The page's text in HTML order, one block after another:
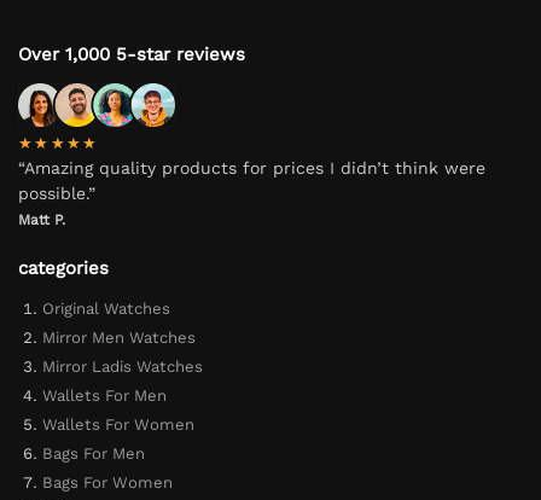
Over 1,000 5-star reviews
★★★★★
“Amazing quality products for prices I didn’t think were
possible.”
Matt P.
categories
Original Watches
Mirror Men Watches
Mirror Ladis Watches
Wallets For Men
Wallets For Women
Bags For Men
Bags For Women